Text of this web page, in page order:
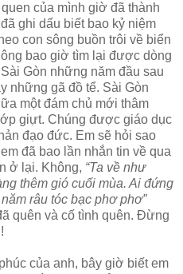
của mình giờ đã thành
ghi dấu biết bao kỷ niệm
con sông buồn trôi về biển
bao giờ tìm lại được dòng
Gòn những năm đầu sau
những gã đồ tể. Sài Gòn
một đám chủ mới thâm
giựt. Chúng được giáo dục
đạo đức. Em sẽ hỏi sao
đã bao lần nhắn tin về qua
ở lại. Không, “Ta về như
thêm gió cuối mùa. Ai đứng
râu tóc bạc phơ phơ”
quên và cố tình quên. Đừng
của anh, bây giờ biết em